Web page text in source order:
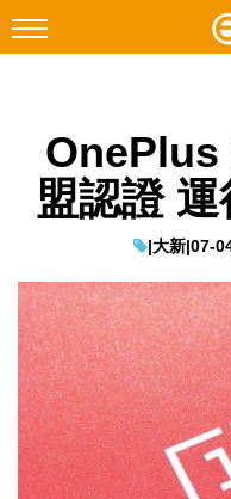
Facebook Instagram
科技焦點
遊戲動漫
教學評測
EduTech
IT Times
生成式AI與雲端應用
OnePlus
盟認證
|大新|07-